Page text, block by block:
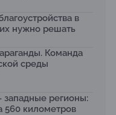
вторую жизнь
в
нужно решать
Команда
среды
западные регионы:
560 километров